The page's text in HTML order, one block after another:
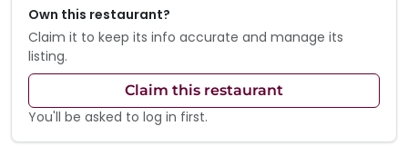
Own this restaurant?
Claim it to keep its info accurate and manage its
listing.
Claim this restaurant
You'll be asked to log in first.